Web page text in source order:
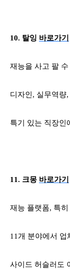
10. 탈잉 바로가기
재능을 사고 팔
디자인, 실무역량,
특기 있는 직장인
11. 크몽 바로가기
재능 플랫폼, 특
11 개 분야에서 업
사이드 허슬러도